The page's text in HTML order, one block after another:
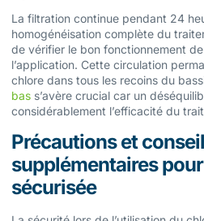
La filtration continue pendant 24
homogénéisation complète du
de vérifier le bon fonctionnement
l’application. Cette circulation
chlore dans tous les recoins du
bas s’avère crucial car un
considérablement l’efficacité du
Précautions et
supplémentaires
sécurisée